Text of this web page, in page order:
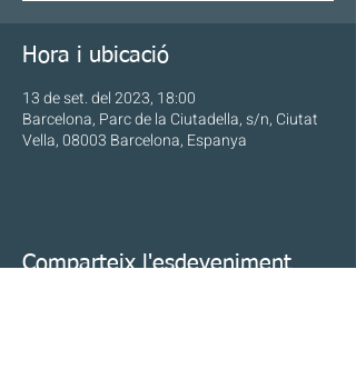
Hora i ubicació
13 de set. del 2023, 18:00
Barcelona, Parc de la Ciutadella, s/n, Ciutat
Vella, 08003 Barcelona, Espanya
Comparteix l'esdeveniment